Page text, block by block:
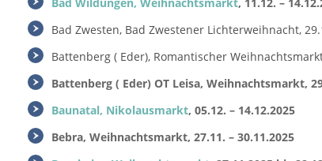
Bad Zwesten, Bad Zwestener Lichterweihnacht,
Battenberg ( Eder), Romantischer
Battenberg ( Eder) OT Leisa, Weihnachtsmarkt,
Baunatal, Nikolausmarkt, 05.12. – 14.12.2025
Bebra, Weihnachtsmarkt, 27.11. – 30.11.2025